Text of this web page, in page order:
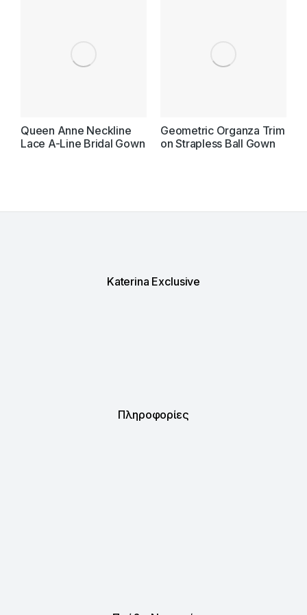
Queen Anne Neckline
Lace A-Line Bridal Gown
Geometric Organza Trim
on Strapless Ball Gown
Katerina Exclusive
Πληροφορίες